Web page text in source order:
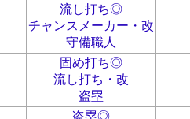
流し打ち◎
チャンスメーカー・改
守備職人
固め打ち◎
流し打ち・改
盗塁